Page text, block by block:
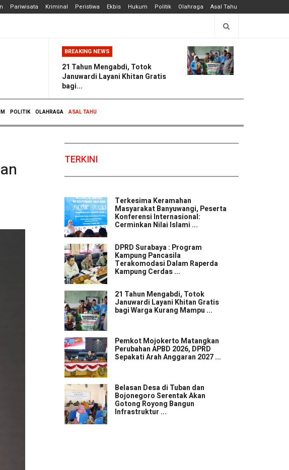
Pariwisata Kriminal Peristiwa Ekbis Hukum Politik Olahraga Asal Tahu
BREAKING NEWS
21 Tahun Mengabdi, Totok
Januwardi Layani Khitan Gratis
bagi...
POLITIK OLAHRAGA ASAL TAHU
TERKINI
Terkesima Keramahan
Masyarakat Banyuwangi, Peserta
Konferensi Internasional:
Cerminkan Nilai Islami ...
DPRD Surabaya : Program
Kampung Pancasila
Terakomodasi Dalam Raperda
Kampung Cerdas ...
21 Tahun Mengabdi, Totok
Januwardi Layani Khitan Gratis
bagi Warga Kurang Mampu ...
Pemkot Mojokerto Matangkan
Perubahan APBD 2026, DPRD
Sepakati Arah Anggaran 2027 ...
Belasan Desa di Tuban dan
Bojonegoro Serentak Akan
Gotong Royong Bangun
Infrastruktur ...